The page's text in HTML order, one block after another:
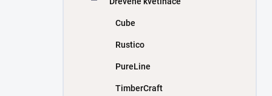
Cube
Rustico
PureLine
TimberCraft